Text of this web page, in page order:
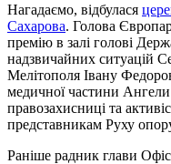
Нагадаємо, відбулася
Сахарова. Голова
премію в залі голові
надзвичайних ситуацій
Мелітополя Івану
медичної частини
правозахисниці та
представникам Руху
Раніше радник глави